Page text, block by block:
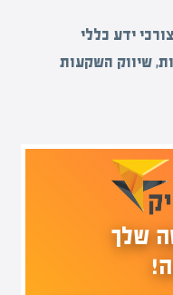
ידע כללי
שיווק השקעות
שלך